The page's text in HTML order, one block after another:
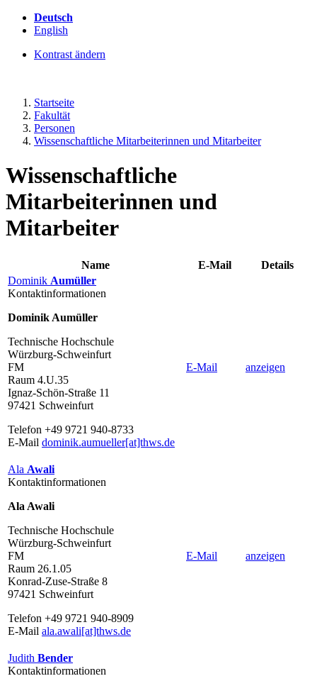
Deutsch
English
Kontrast ändern
Startseite
Fakultät
Personen
Wissenschaftliche Mitarbeiterinnen und Mitarbeiter
Wissenschaftliche
Mitarbeiterinnen und
Mitarbeiter
Name E-Mail
Details
Dominik Aumüller
Kontaktinformationen
Dominik Aumüller
Technische Hochschule
Würzburg-Schweinfurt
FM
Raum 4.U.35
Ignaz-Schön-Straße 11
97421 Schweinfurt
Telefon +49 9721 940-8733
E-Mail dominik.aumueller[at]thws.de
E-Mail anzeigen
Ala Awali
Kontaktinformationen
Ala Awali
Technische Hochschule
Würzburg-Schweinfurt
FM
Raum 26.1.05
Konrad-Zuse-Straße 8
97421 Schweinfurt
Telefon +49 9721 940-8909
E-Mail ala.awali[at]thws.de
E-Mail anzeigen
Judith Bender
Kontaktinformationen